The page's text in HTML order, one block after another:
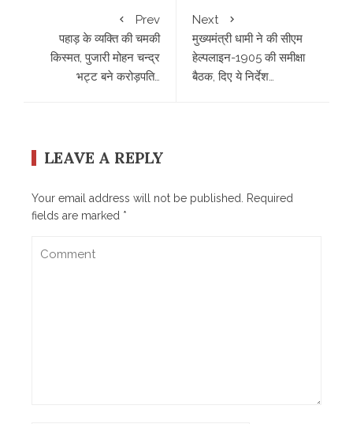
Prev
पहाड़ के व्यक्ति की चमकी
किस्मत, पुजारी मोहन चन्द्र
भट्ट बने करोड़पति…
Next
मुख्यमंत्री धामी ने की सीएम
हेल्पलाइन-1905 की समीक्षा
बैठक, दिए ये निर्देश…
LEAVE A REPLY
Your email address will not be published.
Required
fields are marked *